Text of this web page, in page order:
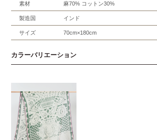
素材 麻70% コットン30%
製造国 インド
サイズ 70cm×180cm
カラーバリエーション